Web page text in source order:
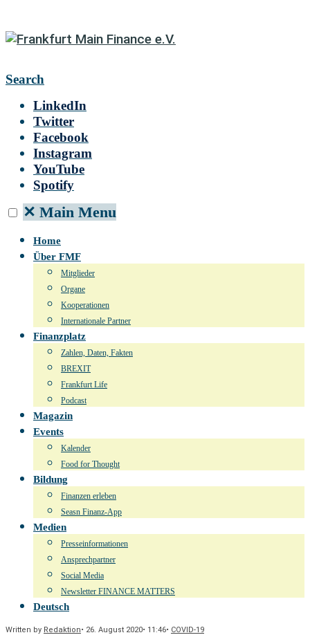
Search
LinkedIn
Twitter
Facebook
Instagram
YouTube
Spotify
✕ Main Menu
Home
Über FMF
Mitglieder
Organe
Kooperationen
Internationale Partner
Finanzplatz
Zahlen, Daten, Fakten
BREXIT
Frankfurt Life
Podcast
Magazin
Events
Kalender
Food for Thought
Bildung
Finanzen erleben
Seasn Finanz-App
Medien
Presseinformationen
Ansprechpartner
Social Media
Newsletter FINANCE MATTERS
Deutsch
Written by Redaktion• 26. August 2020• 11:46• COVID-19